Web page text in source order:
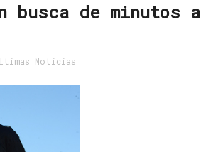
busca de minutos
Noticias